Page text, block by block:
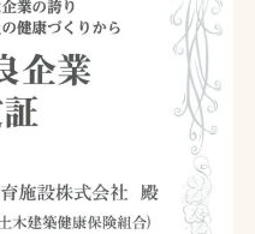
困りの方へ